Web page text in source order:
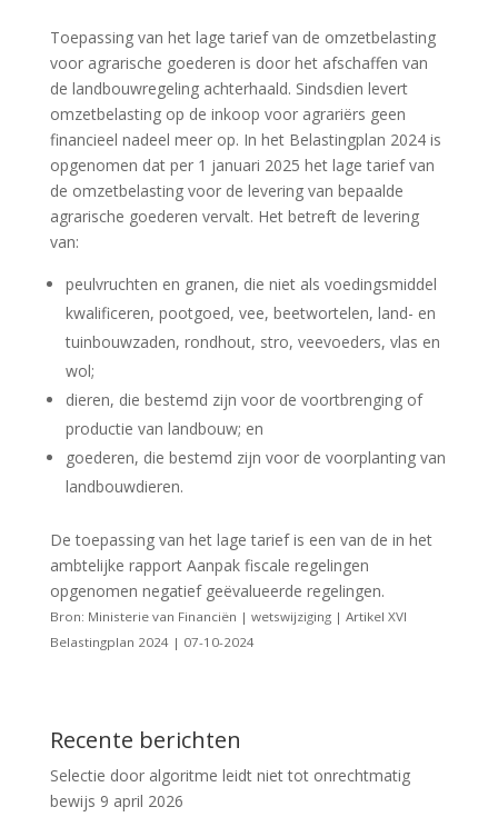
Toepassing van het lage tarief van de omzetbelasting
voor agrarische goederen is door het afschaffen van
de landbouwregeling achterhaald. Sindsdien levert
omzetbelasting op de inkoop voor agrariërs geen
financieel nadeel meer op. In het Belastingplan 2024 is
opgenomen dat per 1 januari 2025 het lage tarief van
de omzetbelasting voor de levering van bepaalde
agrarische goederen vervalt. Het betreft de levering
van:
peulvruchten en granen, die niet als voedingsmiddel
kwalificeren, pootgoed, vee, beetwortelen, land- en
tuinbouwzaden, rondhout, stro, veevoeders, vlas en
wol;
dieren, die bestemd zijn voor de voortbrenging of
productie van landbouw; en
goederen, die bestemd zijn voor de voorplanting van
landbouwdieren.
De toepassing van het lage tarief is een van de in het
ambtelijke rapport Aanpak fiscale regelingen
opgenomen negatief geëvalueerde regelingen.
Bron: Ministerie van Financiën | wetswijziging | Artikel XVI
Belastingplan 2024 | 07-10-2024
Recente berichten
Selectie door algoritme leidt niet tot onrechtmatig
bewijs 9 april 2026